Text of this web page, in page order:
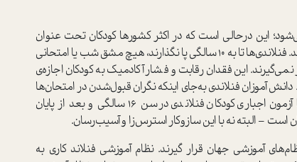
این درحالی است که در اکثر کشورها کودکان تحت عنوان
پیش‌دبستانی یا غیره از پنج‌سالگی به مدرسه فرستاده می‌شوند. فنلاندی‌ها تا به 10 سالگی پا نگذارند، هیچ مشق شب یا امتحانی
این فقدان رقابت و فشار آکادمیک به کودکان اجازه‌ی
آموزان فنلاندی به‌جای اینکه نگران قبول‌شدن در امتحان‌ها
باشند، فرصتی برای بروز استعدادهایشان پیدا می‌کنند. تنها آزمون اجباری کودکان فنلاندی در سن 16 سالگی و بعد از پایان
است – البته نه با این سازوکار استرس‌زا و آسیب‌رسان.
آموزشی جهان قرار گیرند. نظام آموزشی فنلاند کاری به